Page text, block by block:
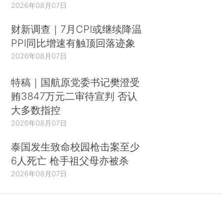
2026年08月07日
财新调查｜7月CPI或继续降温
PPI同比增速有触顶回落迹象
2026年08月07日
特稿｜国航原党委书记樊澄受
贿3847万元二审待宣判 否认
大多数指控
2026年08月07日
泰国发生致命校园枪击案至少
6人死亡 枪手祖父母亦被杀
2026年08月07日